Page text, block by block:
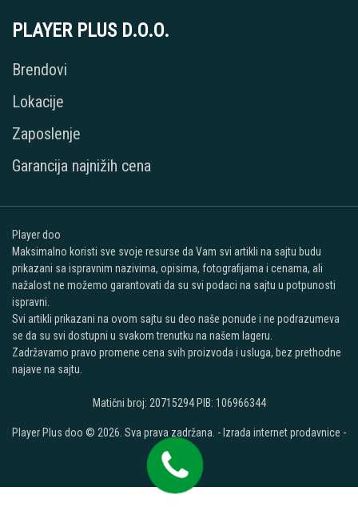
PLAYER PLUS D.O.O.
Brendovi
Lokacije
Zaposlenje
Garancija najnižih cena
Player doo
Maksimalno koristi sve svoje resurse da Vam svi artikli na sajtu budu
prikazani sa ispravnim nazivima, opisima, fotografijama i cenama, ali
nažalost ne možemo garantovati da su svi podaci na sajtu u potpunosti
ispravni.
Svi artikli prikazani na ovom sajtu su deo naše ponude i ne podrazumeva
se da su svi dostupni u svakom trenutku na našem lageru.
Zadržavamo pravo promene cena svih proizvoda i usluga, bez prethodne
najave na sajtu.
Matični broj: 20715294 PIB: 106966344
Player Plus doo © 2026. Sva prava zadržana. - Izrada internet prodavnice -
Selltico.